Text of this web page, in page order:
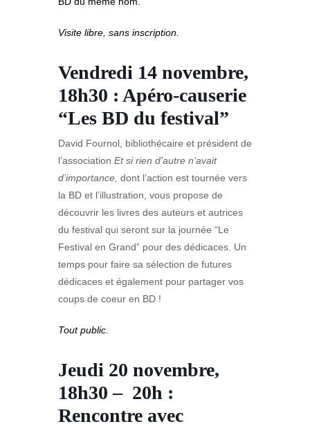
Visite libre, sans inscription.
Vendredi 14 novembre,
18h30 : Apéro-causerie
“Les BD du festival”
David Fournol, bibliothécaire et président de
l’association Et si rien d’autre n’avait
d’importance, dont l’action est tournée vers
la BD et l’illustration, vous propose de
découvrir les livres des auteurs et autrices
du festival qui seront sur la journée “Le
Festival en Grand” pour des dédicaces. Un
temps pour faire sa sélection de futures
dédicaces et également pour partager vos
coups de coeur en BD !
Tout public.
Jeudi 20 novembre,
18h30 – 20h :
Rencontre avec